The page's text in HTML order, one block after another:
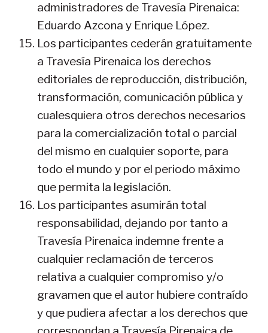
administradores de Travesía Pirenaica:
Eduardo Azcona y Enrique López.
Los participantes cederán gratuitamente
a Travesía Pirenaica los derechos
editoriales de reproducción, distribución,
transformación, comunicación pública y
cualesquiera otros derechos necesarios
para la comercialización total o parcial
del mismo en cualquier soporte, para
todo el mundo y por el periodo máximo
que permita la legislación.
Los participantes asumirán total
responsabilidad, dejando por tanto a
Travesía Pirenaica indemne frente a
cualquier reclamación de terceros
relativa a cualquier compromiso y/o
gravamen que el autor hubiere contraído
y que pudiera afectar a los derechos que